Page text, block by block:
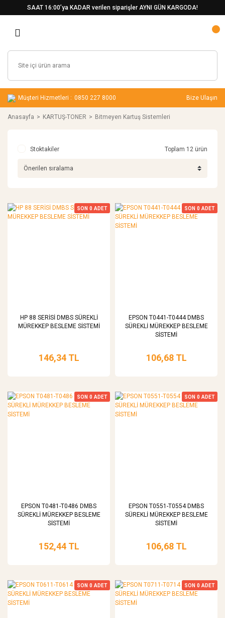
SAAT 16:00’ya KADAR verilen siparişler AYNI GÜN KARGODA!
Müşteri Hizmetleri : 0850 227 8000 Bize Ulaşın
Anasayfa KARTUŞ-TONER Bitmeyen Kartuş Sistemleri
Stoktakiler Toplam 12 ürün
SON 0 ADET
HP 88 SERİSİ DMBS SÜREKLİ
MÜREKKEP BESLEME SİSTEMİ
146,34 TL
SON 0 ADET
EPSON T0441-T0444 DMBS
SÜREKLİ MÜREKKEP BESLEME
SİSTEMİ
106,68 TL
SON 0 ADET
EPSON T0481-T0486 DMBS
SÜREKLİ MÜREKKEP BESLEME
SİSTEMİ
152,44 TL
SON 0 ADET
EPSON T0551-T0554 DMBS
SÜREKLİ MÜREKKEP BESLEME
SİSTEMİ
106,68 TL
SON 0 ADET SON 0 ADET